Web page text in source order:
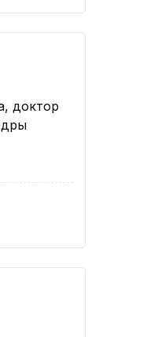
доктор